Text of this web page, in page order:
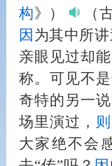
构》） （
因 为其中所
亲眼见过却
称。可见不
奇特的另一说
场里演过， 则
大家绝不会